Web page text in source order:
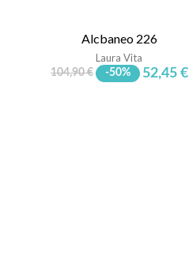
Alcbaneo 226
Laura Vita
104,90 € -50% 52,45 €